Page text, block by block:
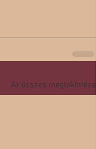
Az összes megtekintése